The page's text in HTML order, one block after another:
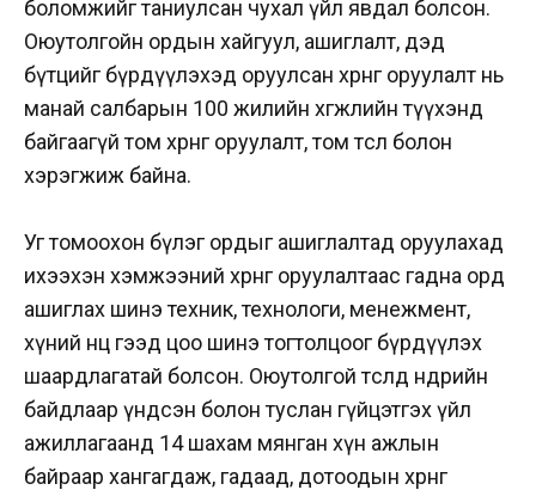
боломжийг таниулсан чухал үйл явдал болсон.
Оюутолгойн ордын хайгуул, ашиглалт, дэд
бүтцийг бүрдүүлэхэд оруулсан хөрөнгө оруулалт нь
манай салбарын 100 жилийн хөгжлийн түүхэнд
байгаагүй том хөрөнгө оруулалт, том төсөл болон
хэрэгжиж байна.
Уг томоохон бүлэг ордыг ашиглалтад оруулахад
ихээхэн хэмжээний хөрөнгө оруулалтаас гадна орд
ашиглах шинэ техник, технологи, менежмент,
хүний нөөц гээд цоо шинэ тогтолцоог бүрдүүлэх
шаардлагатай болсон. Оюутолгой төсөлд өнөөдрийн
байдлаар үндсэн болон туслан гүйцэтгэх үйл
ажиллагаанд 14 шахам мянган хүн ажлын
байраар хангагдаж, гадаад, дотоодын хөрөнгө